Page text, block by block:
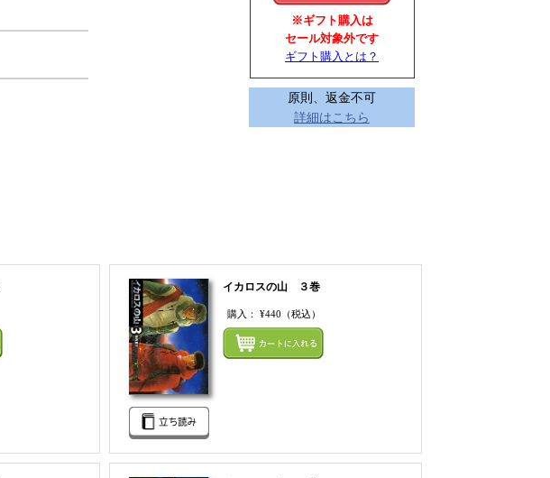
※ギフト購入は
セール対象外です
ギフト購入とは？
原則、返金不可
詳細はこちら
まとめてカートにいれる
イカロスの山 ３巻
購入：¥440 （税込）